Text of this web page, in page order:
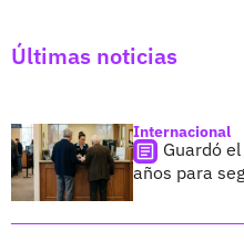
Últimas noticias
Internacional
Guardó
años para